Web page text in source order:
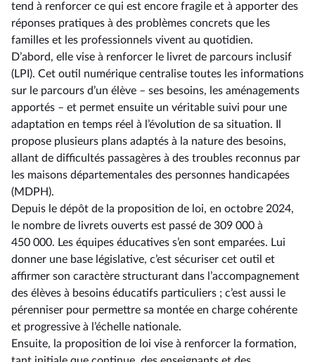
tend à renforcer ce qui est encore fragile et à apporter des
réponses pratiques à des problèmes concrets que les
familles et les professionnels vivent au quotidien.
D’abord, elle vise à renforcer le livret de parcours inclusif
(LPI). Cet outil numérique centralise toutes les informations
sur le parcours d’un élève –⁠ ses besoins, les aménagements
apportés – et permet ensuite un véritable suivi pour une
adaptation en temps réel à l’évolution de sa situation. Il
propose plusieurs plans adaptés à la nature des besoins,
allant de difficultés passagères à des troubles reconnus par
les maisons départementales des personnes handicapées
(MDPH).
Depuis le dépôt de la proposition de loi, en octobre 2024,
le nombre de livrets ouverts est passé de 309 000 à
450 000. Les équipes éducatives s’en sont emparées. Lui
donner une base législative, c’est sécuriser cet outil et
affirmer son caractère structurant dans l’accompagnement
des élèves à besoins éducatifs particuliers ; c’est aussi le
pérenniser pour permettre sa montée en charge cohérente
et progressive à l’échelle nationale.
Ensuite, la proposition de loi vise à renforcer la formation,